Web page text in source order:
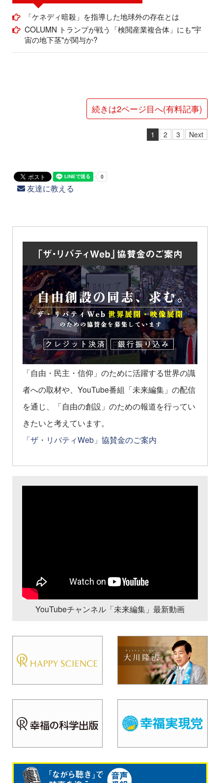
「ケネディ暗殺」を指導した地球外の存在とは
COLUMN トランプが戦う「検閲産業複合体」にも"宇
宙の地下茎"が関与か?
続きは2ページ目へ(有料記事)
1 2 3 Next
友達に教える
「自由・民主・信仰」のために活躍する世界の識
者への取材や、YouTube番組「未来編集」の配信
を通じ、「自由の創設」のための報道を行ってい
きたいと考えています。
「ザ・リバティWeb」協賛金のご案内
YouTubeチャンネル「未来編集」最新動画